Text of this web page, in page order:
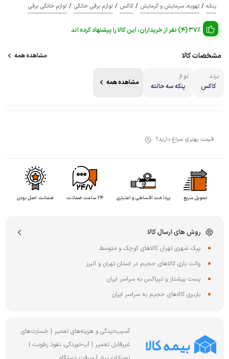
پنکه / تهویه، سرمایش و گرمایش / کاکس / لوازم برقی خانگی / لوازم خانگی برقی
37% (4) نفر از خریداران، این کالا را پیشنهاد کرده اند
مشخصات کالا مشاهده همه
برند
کاکس
نوع
پنکه سه حالته
مشاهده همه
قیمت بهتری سراغ دارید؟
تحویل سریع پرداخت اقساطی و اعتباری ۲۴ ساعت ضمانت ضمانت اصل بودن
روش های ارسال کالا
پیک شهری تهران کالاهای کوچک و متوسط
وانت باری کالاهای حجیم در استان تهران و البرز
پست پیشتاز و تیپاکس به سراسر ایران
باربری کالاهای حجیم به سراسر ایران
آسیب‌دیدگی و هزینه‌های تعمیر | خسارت‌های
غیرقابل تعمیر | آب‌خوردگی، نفوذ رطوبت |